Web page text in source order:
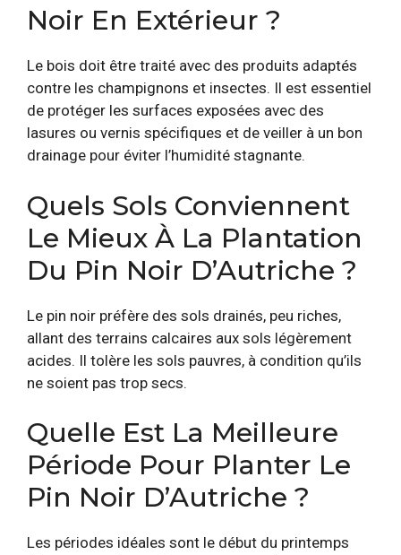
Noir En Extérieur ?
Le bois doit être traité avec des produits adaptés
contre les champignons et insectes. Il est essentiel
de protéger les surfaces exposées avec des
lasures ou vernis spécifiques et de veiller à un bon
drainage pour éviter l’humidité stagnante.
Quels Sols Conviennent
Le Mieux À La Plantation
Du Pin Noir D’Autriche ?
Le pin noir préfère des sols drainés, peu riches,
allant des terrains calcaires aux sols légèrement
acides. Il tolère les sols pauvres, à condition qu’ils
ne soient pas trop secs.
Quelle Est La Meilleure
Période Pour Planter Le
Pin Noir D’Autriche ?
Les périodes idéales sont le début du printemps